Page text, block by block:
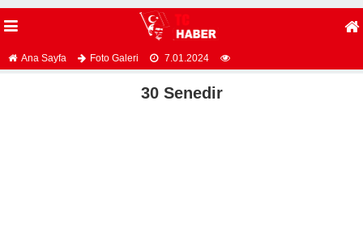
Ana Sayfa Foto Galeri 7.01.2024
30 Senedir